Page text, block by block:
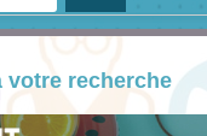
votre recherche